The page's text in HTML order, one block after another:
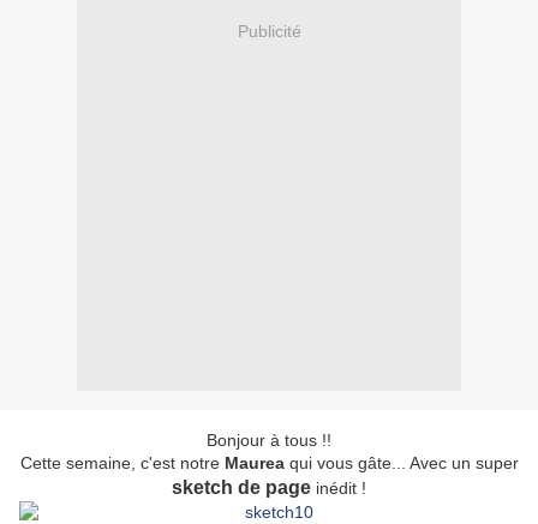
Publicité
Bonjour à tous !!
Cette semaine, c'est notre Maureaqui vous gâte... Avec un super
sketch de page inédit !